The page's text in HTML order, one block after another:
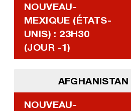
NOUVEAU-
MEXIQUE (ÉTATS-
UNIS) : 23H30
(JOUR -1)
NOUVEAU-